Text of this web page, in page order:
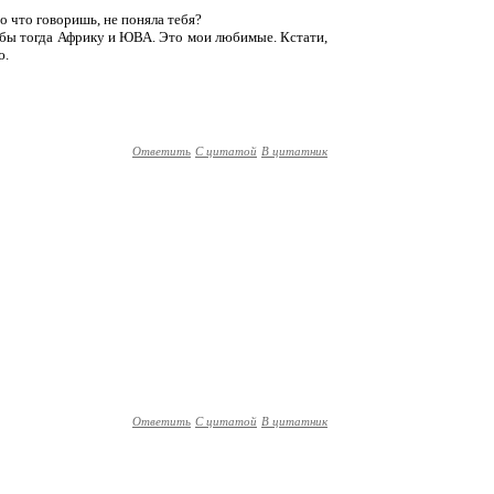
что говоришь, не поняла тебя?
бы тогда Африку и ЮВА. Это мои любимые. Кстати,
Ответить С цитатой В цитатник
Ответить С цитатой В цитатник